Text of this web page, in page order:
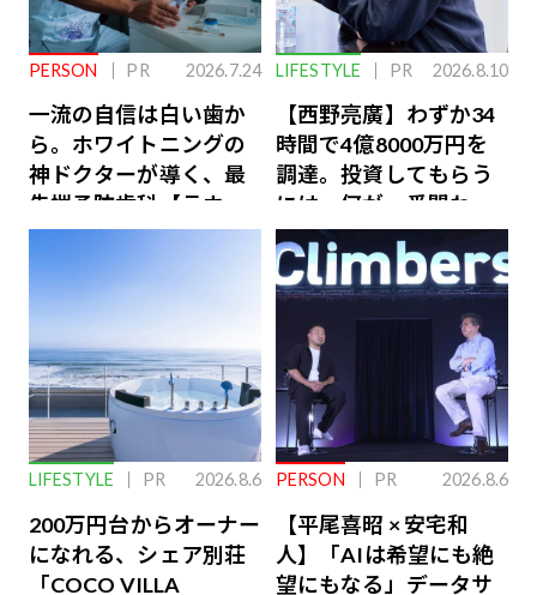
PERSON PR 2026.7.24
一流の自信は白い歯か
ら。ホワイトニングの
神ドクターが導く、最
先端予防歯科【ラウン
ジ会員特典あり】
LIFESTYLE PR 2026.8.10
【西野亮廣】わずか34
時間で4億8000万円を
調達。投資してもらう
には、何が一番問われ
るのか
LIFESTYLE PR 2026.8.6
200万円台からオーナー
になれる、シェア別荘
「COCO VILLA
PERSON PR 2026.8.6
【平尾喜昭 × 安宅和
人】「AIは希望にも絶
望にもなる」データサ